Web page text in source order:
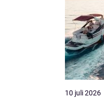
10 juli 2026